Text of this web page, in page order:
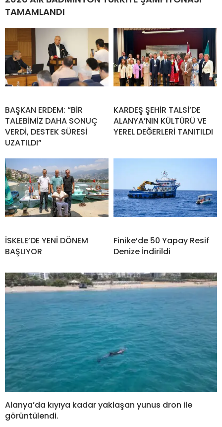
TAMAMLANDI
BAŞKAN ERDEM: “BİR
TALEBİMİZ DAHA SONUÇ
VERDİ, DESTEK SÜRESİ
UZATILDI”
KARDEŞ ŞEHİR TALSİ’DE
ALANYA’NIN KÜLTÜRÜ VE
YEREL DEĞERLERİ TANITILDI
İSKELE’DE YENİ DÖNEM
BAŞLIYOR
Finike’de 50 Yapay Resif
Denize İndirildi
Alanya’da kıyıya kadar yaklaşan yunus dron ile
görüntülendi.